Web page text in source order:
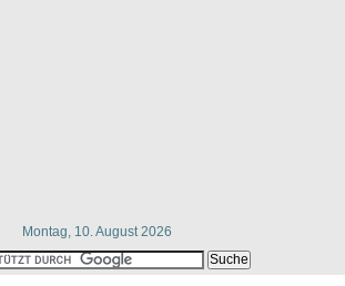
Montag, 10. August 2026